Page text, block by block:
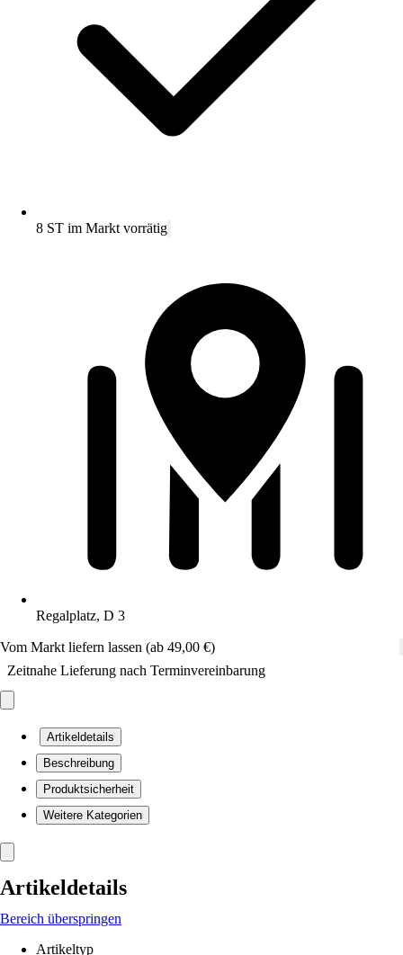
8 ST im Markt vorrätig
Regalplatz, D 3
Vom Markt liefern lassen (ab 49,00 €)
Zeitnahe Lieferung nach Terminvereinbarung
Artikeldetails
Beschreibung
Produktsicherheit
Weitere Kategorien
Artikeldetails
Bereich überspringen
Artikeltyp